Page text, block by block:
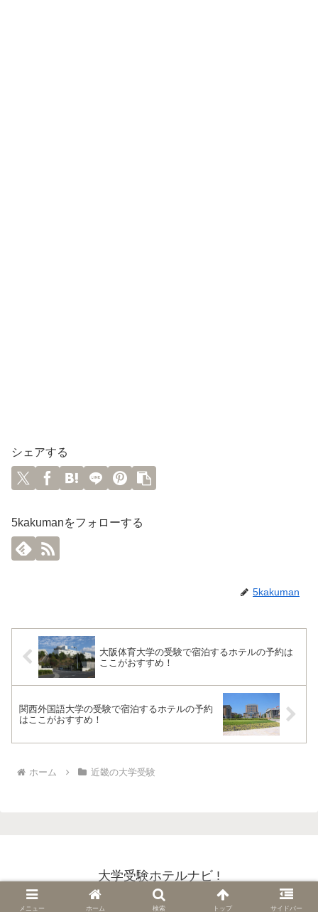
シェアする
5kakumanをフォローする
5kakuman
大阪体育大学の受験で宿泊するホテルの予約は
ここがおすすめ！
関西外国語大学の受験で宿泊するホテルの予約
はここがおすすめ！
ホーム 近畿の大学受験
大学受験ホテルナビ !
Copyright © 2018-2026 大学受験ホテルナビ ! All Rights Reserved.
メニュー ホーム 検索 トップ サイドバー